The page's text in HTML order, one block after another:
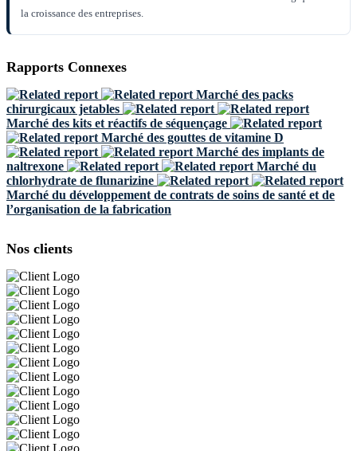
la croissance des entreprises.
Rapports Connexes
Marché des packs
chirurgicaux jetables
Marché des kits et réactifs de séquençage
Marché des gouttes de vitamine D
Marché des implants de
naltrexone
Marché du
chlorhydrate de flunarizine
Marché du développement de contrats de soins de santé et de
l’organisation de la fabrication
Nos clients